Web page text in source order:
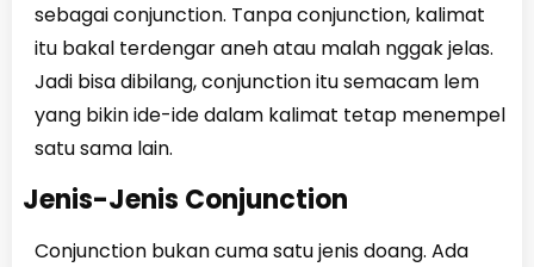
sebagai conjunction. Tanpa conjunction, kalimat
itu bakal terdengar aneh atau malah nggak jelas.
Jadi bisa dibilang, conjunction itu semacam lem
yang bikin ide-ide dalam kalimat tetap menempel
satu sama lain.
Jenis-Jenis Conjunction
Conjunction bukan cuma satu jenis doang. Ada